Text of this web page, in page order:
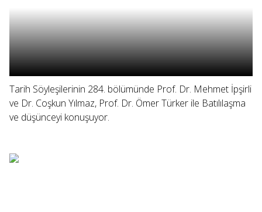
Tarih Söyleşilerinin 284. bölümünde Prof. Dr. Mehmet İpşirli
ve Dr. Coşkun Yılmaz, Prof. Dr. Ömer Türker ile Batılılaşma
ve düşünceyi konuşuyor.